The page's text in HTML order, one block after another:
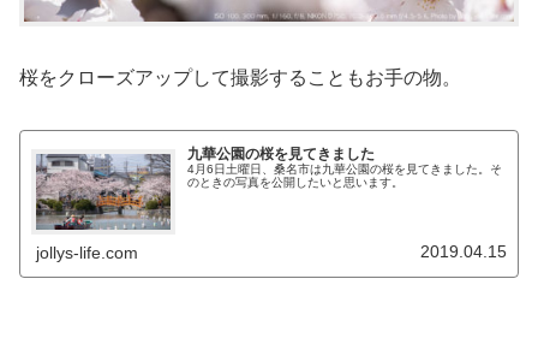
桜をクローズアップして撮影することもお手の物。
九華公園の桜を見てきました
4月6日土曜日、桑名市は九華公園の桜を見てきました。そ
のときの写真を公開したいと思います。
jollys-life.com 2019.04.15